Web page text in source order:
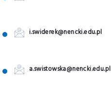
i.swiderek@nencki.edu.pl
a.swistowska@nencki.edu.pl